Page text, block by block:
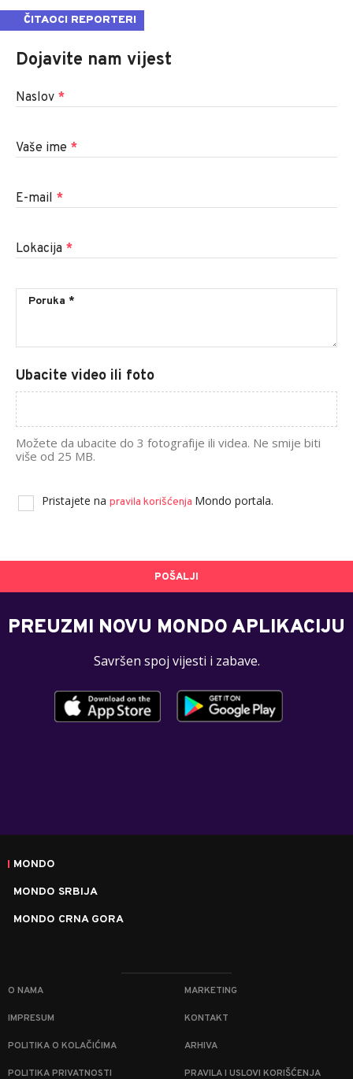
ČITAOCI REPORTERI
Dojavite nam vijest
Naslov *
Vaše ime *
E-mail *
Lokacija *
Ubacite video ili foto
Možete da ubacite do 3 fotografije ili videa. Ne smije biti
više od 25 MB.
Pristajete na pravila korišćenja Mondo portala.
POŠALJI
PREUZMI NOVU MONDO APLIKACIJU
Savršen spoj vijesti i zabave.
MONDO
MONDO SRBIJA
MONDO CRNA GORA
O NAMA MARKETING
IMPRESUM KONTAKT
POLITIKA O KOLAČIĆIMA ARHIVA
POLITIKA PRIVATNOSTI PRAVILA I USLOVI KORIŠĆENJA